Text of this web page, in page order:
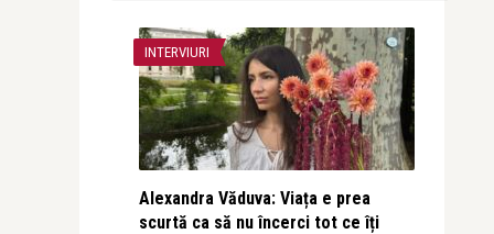
INTERVIURI
Alexandra Văduva: Viața e prea
scurtă ca să nu încerci tot ce îți